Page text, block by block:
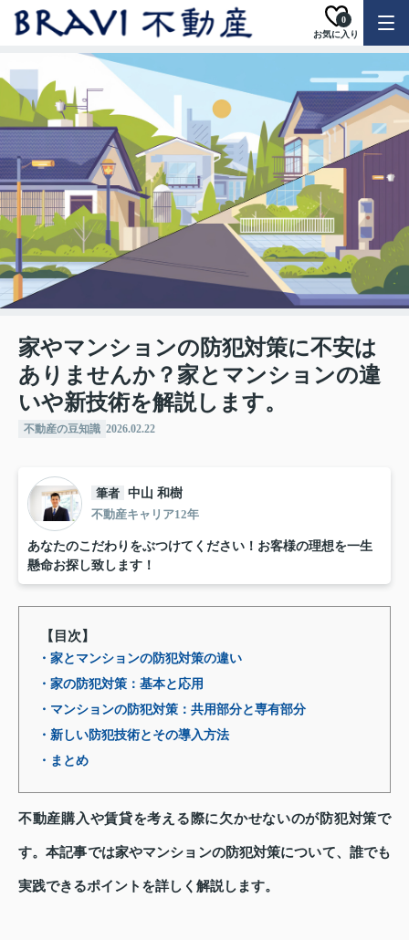
お気に入り
0
家やマンションの防犯対策に不安は
ありませんか？家とマンションの違
いや新技術を解説します。
不動産の豆知識 2026.02.22
筆者 中山 和樹
不動産キャリア12年
あなたのこだわりをぶつけてください！お客様の理想を一生
懸命お探し致します！
【目次】
・家とマンションの防犯対策の違い
・家の防犯対策：基本と応用
・マンションの防犯対策：共用部分と専有部分
・新しい防犯技術とその導入方法
・まとめ
不動産購入や賃貸を考える際に欠かせないのが防犯対策で
す。本記事では家やマンションの防犯対策について、誰でも
実践できるポイントを詳しく解説します。